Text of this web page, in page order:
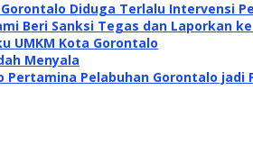
Diduga Terlalu Intervensi
Beri Sanksi Tegas dan Laporkan
UMKM Kota Gorontalo
Menyala
Pertamina Pelabuhan Gorontalo jadi